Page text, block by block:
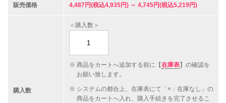
販売価格 4,487円(税込4,935円) ～ 4,745円(税込5,219円)
購入数
＜購入数＞
商品をカートへ追加する前に【在庫表】の確認を
お願い致します。
システムの都合上、在庫表にて「×：在庫なし」の
商品をカートへ入れ、購入手続きを完了させるこ